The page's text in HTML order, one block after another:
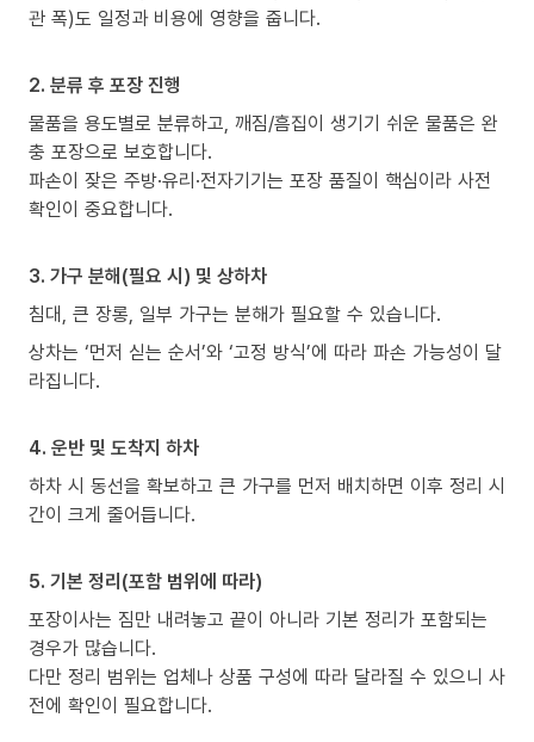
관 폭)도 일정과 비용에 영향을 줍니다.
2. 분류 후 포장 진행
물품을 용도별로 분류하고, 깨짐/흠집이 생기기 쉬운 물품은 완
충 포장으로 보호합니다.
파손이 잦은 주방·유리·전자기기는 포장 품질이 핵심이라 사전
확인이 중요합니다.
3. 가구 분해(필요 시) 및 상하차
침대, 큰 장롱, 일부 가구는 분해가 필요할 수 있습니다.
상차는 ‘먼저 싣는 순서’와 ‘고정 방식’에 따라 파손 가능성이 달
라집니다.
4. 운반 및 도착지 하차
하차 시 동선을 확보하고 큰 가구를 먼저 배치하면 이후 정리 시
간이 크게 줄어듭니다.
5. 기본 정리(포함 범위에 따라)
포장이사는 짐만 내려놓고 끝이 아니라 기본 정리가 포함되는
경우가 많습니다.
다만 정리 범위는 업체나 상품 구성에 따라 달라질 수 있으니 사
전에 확인이 필요합니다.